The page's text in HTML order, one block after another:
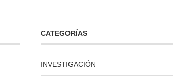
CATEGORÍAS
INVESTIGACIÓN